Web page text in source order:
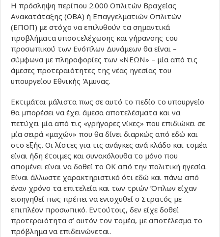
Η πρόσληψη περίπου 2.000 Οπλιτών Βραχείας
Ανακατάταξης (ΟΒΑ) ή Επαγγελματιών Οπλιτών
(ΕΠΟΠ) με στόχο να επιλυθούν τα σημαντικά
προβλήματα υποστελέχωσης και γήρανσης του
προσωπικού των Ενόπλων Δυνάμεων θα είναι –
σύμφωνα με πληροφορίες των «ΝΕΩΝ» – μία από τις
άμεσες προτεραιότητες της νέας ηγεσίας του
υπουργείου Εθνικής Άμυνας.
Εκτιμάται μάλιστα πως σε αυτό το πεδίο το υπουργείο
θα μπορέσει να έχει άμεσα αποτελέσματα και να
πετύχει μία από τις «γρήγορες νίκες» που επιδιώκει σε
μία σειρά «μαχών» που θα δίνει διαρκώς από εδώ και
στο εξής. Οι λίστες για τις ανάγκες ανά κλάδο και τομέα
είναι ήδη έτοιμες και συνακόλουθα το μόνο που
απομένει είναι να δοθεί το ΟΚ από την πολιτική ηγεσία.
Είναι άλλωστε χαρακτηριστικό ότι εδώ και πάνω από
έναν χρόνο τα επιτελεία και των τριών Όπλων είχαν
εισηγηθεί πως πρέπει να ενισχυθεί ο Στρατός με
επιπλέον προσωπικό. Εντούτοις, δεν είχε δοθεί
προτεραιότητα σ’ αυτόν τον τομέα, με αποτέλεσμα το
πρόβλημα να επιδεινώνεται.